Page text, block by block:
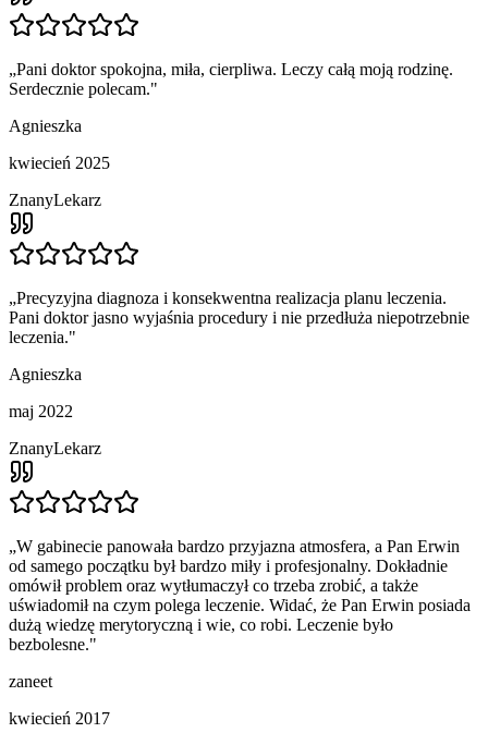
„Pani doktor spokojna, miła, cierpliwa. Leczy całą moją rodzinę.
Serdecznie polecam."
Agnieszka
kwiecień 2025
ZnanyLekarz
„Precyzyjna diagnoza i konsekwentna realizacja planu leczenia.
Pani doktor jasno wyjaśnia procedury i nie przedłuża niepotrzebnie
leczenia."
Agnieszka
maj 2022
ZnanyLekarz
„W gabinecie panowała bardzo przyjazna atmosfera, a Pan Erwin
od samego początku był bardzo miły i profesjonalny. Dokładnie
omówił problem oraz wytłumaczył co trzeba zrobić, a także
uświadomił na czym polega leczenie. Widać, że Pan Erwin posiada
dużą wiedzę merytoryczną i wie, co robi. Leczenie było
bezbolesne."
zaneet
kwiecień 2017